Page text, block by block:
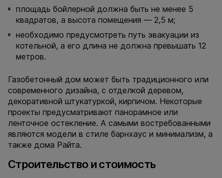
площадь бойлерной должна быть не менее 5
квадратов, а высота помещения — 2,5 м;
необходимо предусмотреть путь эвакуации из
котельной, а его длина не должна превышать 12
метров.
Газобетонный дом может быть традиционного или
современного дизайна, с отделкой деревом,
декоративной штукатуркой, кирпичом. Некоторые
проекты предусматривают панорамное или
ленточное остекление. А самыми востребованными
являются модели в стиле барнхаус и минимализм, а
также дома Райта.
Строительство и стоимость